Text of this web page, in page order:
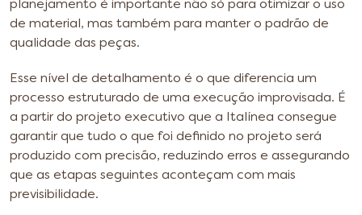
planejamento é importante não só para otimizar o uso
de material, mas também para manter o padrão de
qualidade das peças.
Esse nível de detalhamento é o que diferencia um
processo estruturado de uma execução improvisada. É
a partir do projeto executivo que a Italínea consegue
garantir que tudo o que foi definido no projeto será
produzido com precisão, reduzindo erros e assegurando
que as etapas seguintes aconteçam com mais
previsibilidade.